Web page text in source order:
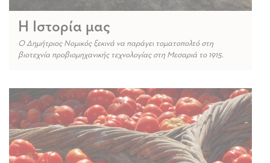
Η Ιστορία μας
Ο Δημήτριος Νομικός ξεκινά να παράγει τοματοπολτό στη
βιοτεχνία προβιομηχανικής τεχνολογίας στη Μεσαριά το 1915.